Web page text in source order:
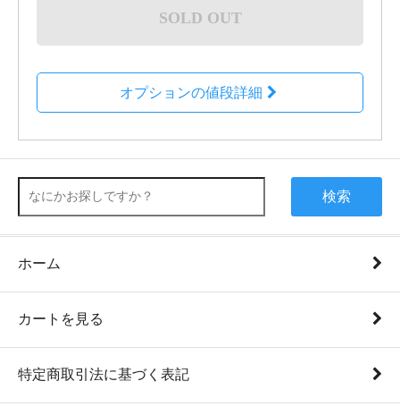
SOLD OUT
オプションの値段詳細
検索
ホーム
カートを見る
特定商取引法に基づく表記